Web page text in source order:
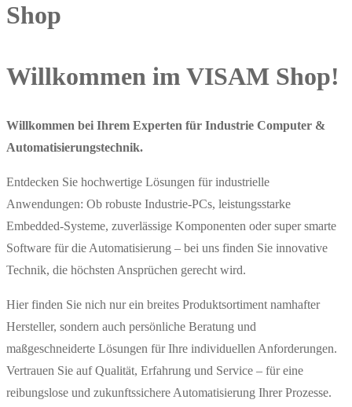
Shop
Willkommen im VISAM Shop!
Willkommen bei Ihrem Experten für Industrie Computer &
Automatisierungstechnik.
Entdecken Sie hochwertige Lösungen für industrielle
Anwendungen: Ob robuste Industrie-PCs, leistungsstarke
Embedded-Systeme, zuverlässige Komponenten oder super smarte
Software für die Automatisierung – bei uns finden Sie innovative
Technik, die höchsten Ansprüchen gerecht wird.
Hier finden Sie nich nur ein breites Produktsortiment namhafter
Hersteller, sondern auch persönliche Beratung und
maßgeschneiderte Lösungen für Ihre individuellen Anforderungen.
Vertrauen Sie auf Qualität, Erfahrung und Service – für eine
reibungslose und zukunftssichere Automatisierung Ihrer Prozesse.